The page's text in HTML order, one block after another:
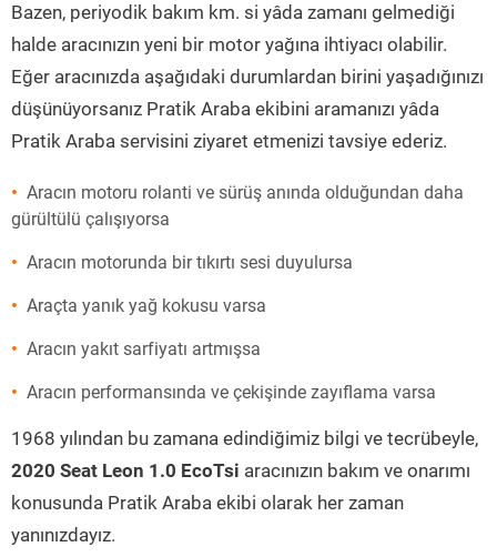
Bazen, periyodik bakım km. si yâda zamanı gelmediği
halde aracınızın yeni bir motor yağına ihtiyacı olabilir.
Eğer aracınızda aşağıdaki durumlardan birini yaşadığınızı
düşünüyorsanız Pratik Araba ekibini aramanızı yâda
Pratik Araba servisini ziyaret etmenizi tavsiye ederiz.
Aracın motoru rolanti ve sürüş anında olduğundan daha
gürültülü çalışıyorsa
Aracın motorunda bir tıkırtı sesi duyulursa
Araçta yanık yağ kokusu varsa
Aracın yakıt sarfiyatı artmışsa
Aracın performansında ve çekişinde zayıflama varsa
1968 yılından bu zamana edindiğimiz bilgi ve tecrübeyle,
2020 Seat Leon 1.0 EcoTsi aracınızın bakım ve onarımı
konusunda Pratik Araba ekibi olarak her zaman
yanınızdayız.